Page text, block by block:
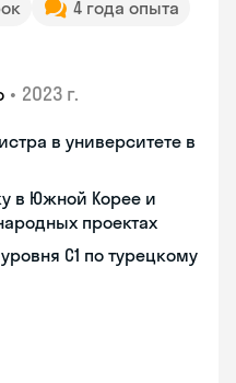
4 года опыта
• 2023 г.
в университете в
в Южной Корее и
проектах
C1 по турецкому